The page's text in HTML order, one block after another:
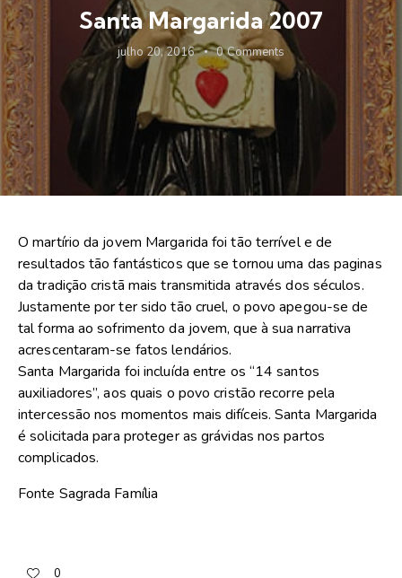
Santa Margarida 2007
julho 20, 2016 0 Comments
O martírio da jovem Margarida foi tão terrível e de
resultados tão fantásticos que se tornou uma das paginas
da tradição cristã mais transmitida através dos séculos.
Justamente por ter sido tão cruel, o povo apegou-se de
tal forma ao sofrimento da jovem, que à sua narrativa
acrescentaram-se fatos lendários.
Santa Margarida foi incluída entre os “14 santos
auxiliadores”, aos quais o povo cristão recorre pela
intercessão nos momentos mais difíceis. Santa Margarida
é solicitada para proteger as grávidas nos partos
complicados.
Fonte Sagrada Família
0